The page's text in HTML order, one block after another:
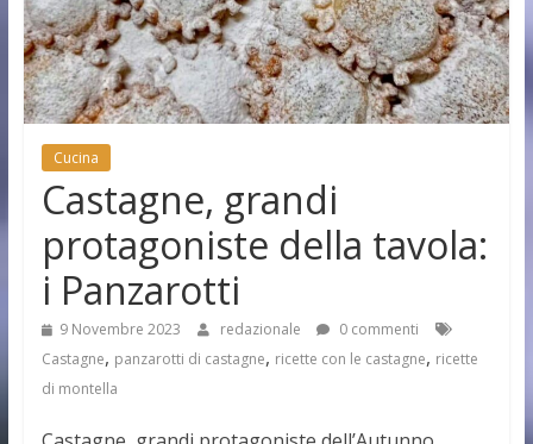
Cucina
Castagne, grandi
protagoniste della tavola:
i Panzarotti
9 Novembre 2023 redazionale
0 commenti
Castagne, panzarotti di castagne, ricette con le castagne, ricette
di montella